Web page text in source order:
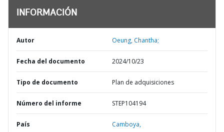
INFORMACIÓN
Autor Oeung, Chantha;
Fecha del documento 2024/10/23
Tipo de documento Plan de adquisiciones
Número del informe STEP104194
País Camboya,